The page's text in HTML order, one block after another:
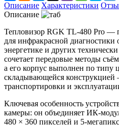
Описание Характеристики
Описание
Тепловизор RGK TL‑480 Pro —
для инфракрасной
энергетике и других
сочетает передовые методы
а его корпус выполнен по типу
складывающейся
транспортировки и
Ключевая особенность
камеры: он объединяет
480 × 360 пикселей и